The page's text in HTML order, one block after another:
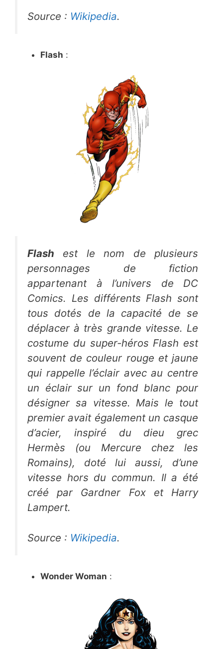
Source : Wikipedia.
Flash :
Flash est le nom de plusieurs
personnages de fiction
appartenant à l’univers de DC
Comics. Les différents Flash sont
tous dotés de la capacité de se
déplacer à très grande vitesse. Le
costume du super-héros Flash est
souvent de couleur rouge et jaune
qui rappelle l’éclair avec au centre
un éclair sur un fond blanc pour
désigner sa vitesse. Mais le tout
premier avait également un casque
d’acier, inspiré du dieu grec
Hermès (ou Mercure chez les
Romains), doté lui aussi, d’une
vitesse hors du commun. Il a été
créé par Gardner Fox et Harry
Lampert.
Source : Wikipedia.
Wonder Woman :